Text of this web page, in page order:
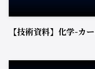
【技術資料】化学-カ